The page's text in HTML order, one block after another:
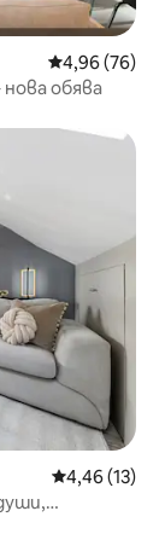
Средна
4,96 (76)
обява
Средна
4,46 (13)